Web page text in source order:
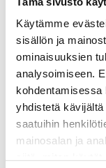
Käytämme
sisällön ja
ominaisuuksien
analysoimiseen.
yhdistetä
saatuihin
mainosalan ja
Pakollinen, ei
Vesimaksu
27 €/hlö/kk
Sähkömaksu
Vuokralainen